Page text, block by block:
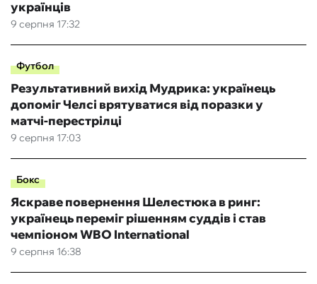
9 серпня 17:32
українців
Футбол
9 серпня 17:03
Результативний вихід Мудрика: українець
допоміг Челсі врятуватися від поразки у
матчі-перестрілці
Бокс
9 серпня 16:38
Яскраве повернення Шелестюка в ринг:
українець переміг рішенням суддів і став
чемпіоном WBO International